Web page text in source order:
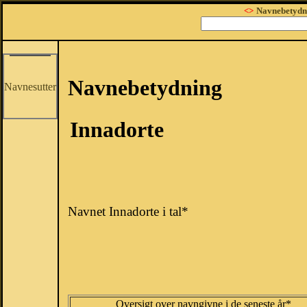
<>
Navnesutter
Navnebetydning
Innadorte
Navnet Innadorte i tal*
Oversigt over navngivne i de seneste år*